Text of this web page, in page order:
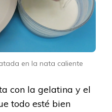
en la nata caliente
con la gelatina y el
todo esté bien